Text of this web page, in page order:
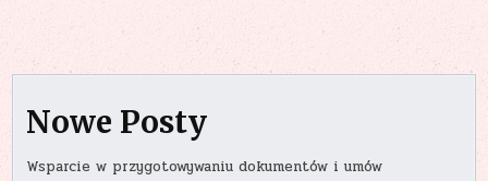
Nowe Posty
Wsparcie w przygotowywaniu dokumentów i umów